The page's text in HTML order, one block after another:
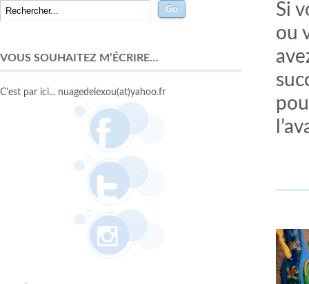
Si
ou
VOUS SOUHAITEZ M’ÉCRIRE…
C'est par ici... nuagedelexou(at)yahoo.fr